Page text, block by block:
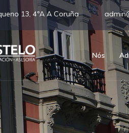
13, 4ºA A Coruña
Nós